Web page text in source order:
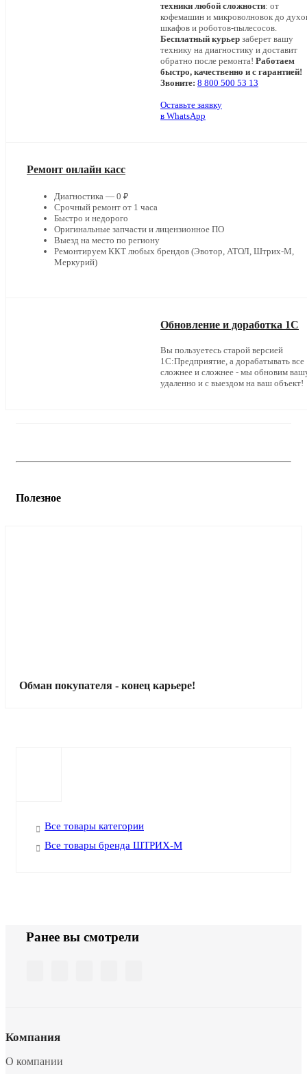
техники любой сложности: от
кофемашин и микроволновок до
шкафов и роботов-пылесосов.
Бесплатный курьер заберет вашу
технику на диагностику и доставит
обратно после ремонта! Работаем
быстро, качественно и с гарантией!
Звоните: 8 800 500 53 13
Оставьте заявку
в WhatsApp
Ремонт онлайн касс
Диагностика — 0 ₽
Срочный ремонт от 1 часа
Быстро и недорого
Оригинальные запчасти и лицензионное ПО
Выезд на место по региону
Ремонтируем ККТ любых брендов (Эвотор, АТОЛ, Штрих-М,
Меркурий)
Обновление и доработка 1С
Вы пользуетесь старой версией
1С:Предприятие, а дорабатывать все
сложнее и сложнее - мы обновим
удаленно и с выездом на ваш объект!
Полезное
Обман покупателя - конец карьере!
Все товары категории
Все товары бренда ШТРИХ-М
Ранее вы смотрели
Компания
О компании